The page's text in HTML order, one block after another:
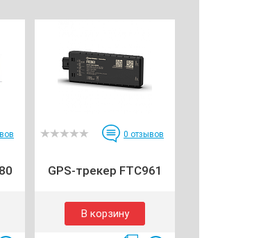
0 отзывов
GPS-трекер FTC961
В корзину